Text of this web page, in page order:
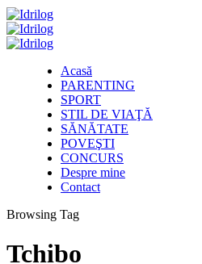
Acasă
PARENTING
SPORT
STIL DE VIAŢĂ
SĂNĂTATE
POVEŞTI
CONCURS
Despre mine
Contact
Browsing Tag
Tchibo